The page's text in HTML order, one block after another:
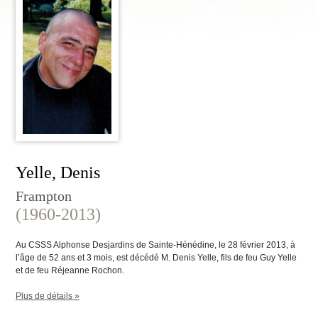
Yelle, Denis
Frampton
(1960-2013)
Au CSSS Alphonse Desjardins de Sainte-Hénédine, le 28 février 2013, à
l’âge de 52 ans et 3 mois, est décédé M. Denis Yelle, fils de feu Guy Yelle
et de feu Réjeanne Rochon.
Plus de détails »